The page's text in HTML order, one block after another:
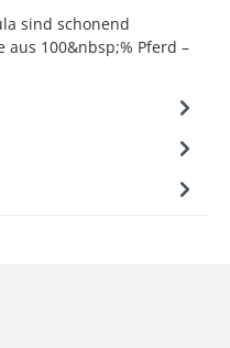
sind schonend
100&nbsp;% Pferd –